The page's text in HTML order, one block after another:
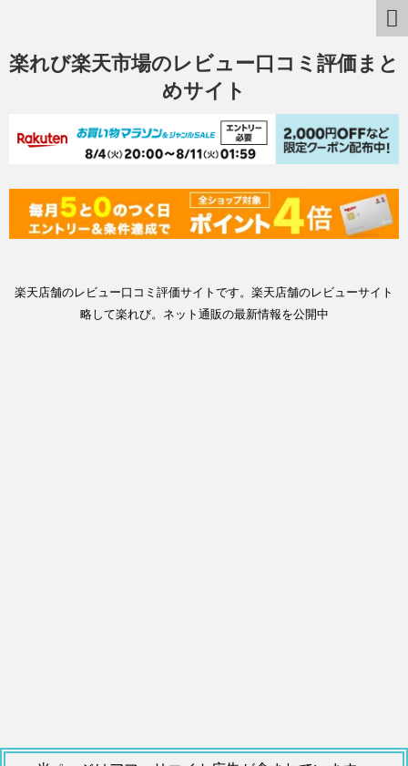
楽れび楽天市場のレビュー口コミ評価まと
めサイト
楽天店舗のレビュー口コミ評価サイトです。楽天店舗のレビューサイト
略して楽れび。ネット通販の最新情報を公開中